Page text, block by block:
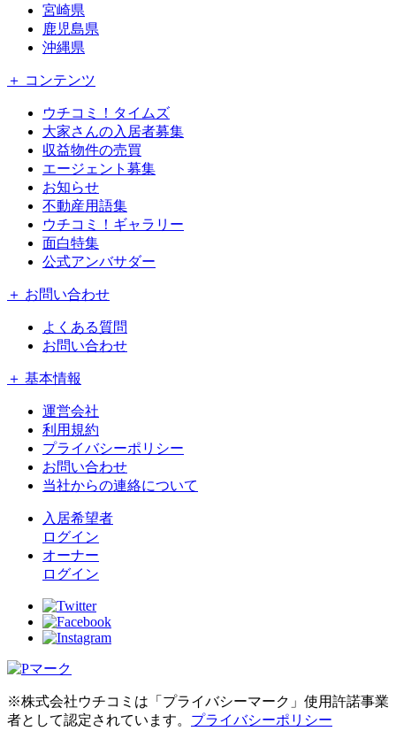
宮崎県
鹿児島県
沖縄県
＋ コンテンツ
ウチコミ！タイムズ
大家さんの入居者募集
収益物件の売買
エージェント募集
お知らせ
不動産用語集
ウチコミ！ギャラリー
面白特集
公式アンバサダー
＋ お問い合わせ
よくある質問
お問い合わせ
＋ 基本情報
運営会社
利用規約
プライバシーポリシー
お問い合わせ
当社からの連絡について
入居希望者
ログイン
オーナー
ログイン
※株式会社ウチコミは「プライバシーマーク」使用許諾事業
者として認定されています。 プライバシーポリシー